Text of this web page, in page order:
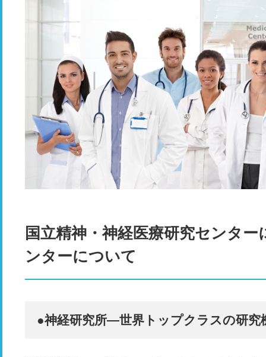
国立精神・神経医療研究センタ
ンターについて
●神経研究所―世界トップクラスの研究